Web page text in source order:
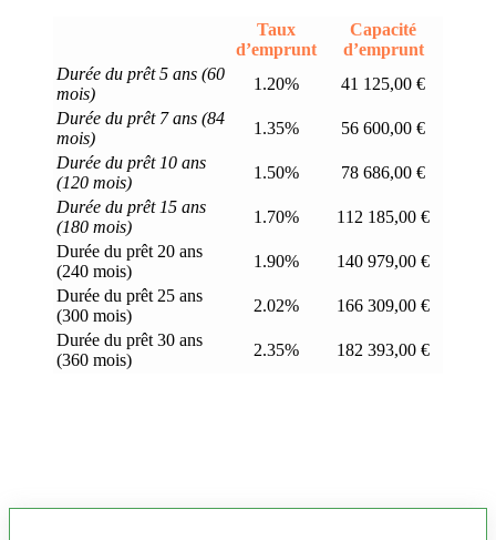
Taux
d’emprunt
Capacité
d’emprunt
Durée du prêt 5 ans (60
mois)
1.20%
41 125,00 €
Durée du prêt 7 ans (84
mois)
1.35%
56 600,00 €
Durée du prêt 10 ans
(120 mois)
1.50%
78 686,00 €
Durée du prêt 15 ans
(180 mois)
1.70%
112 185,00 €
Durée du prêt 20 ans
(240 mois)
1.90%
140 979,00 €
Durée du prêt 25 ans
(300 mois)
2.02%
166 309,00 €
Durée du prêt 30 ans
(360 mois)
2.35% 182 393,00 €